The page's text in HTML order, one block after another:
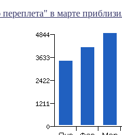
в марте